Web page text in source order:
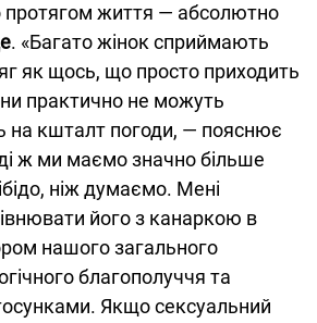
протягом життя — абсолютно
. «Багато жінок сприймають
як щось, що просто приходить
практично не можуть
на кшталт погоди, — пояснює
ж ми маємо значно більше
ніж думаємо. Мені
його з канаркою в
нашого загального
благополуччя та
Якщо сексуальний